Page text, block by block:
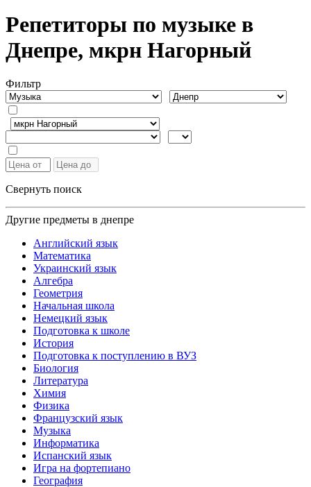
Репетиторы по музыке в
Днепре, мкрн Нагорный
Фильтр
Свернуть поиск
Другие предметы в днепре
Английский язык
Математика
Украинский язык
Алгебра
Геометрия
Начальная школа
Немецкий язык
Подготовка к школе
История
Подготовка к поступлению в ВУЗ
Биология
Литература
Химия
Физика
Французский язык
Музыка
Информатика
Испанский язык
Игра на фортепиано
География